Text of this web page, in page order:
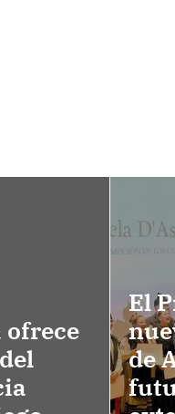
ofrece
El
de